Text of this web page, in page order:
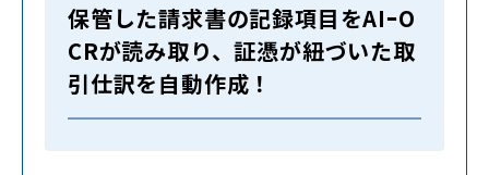
保管した請求書の記録項目をAIｰO
CRが読み取り、証憑が紐づいた取
引仕訳を自動作成！